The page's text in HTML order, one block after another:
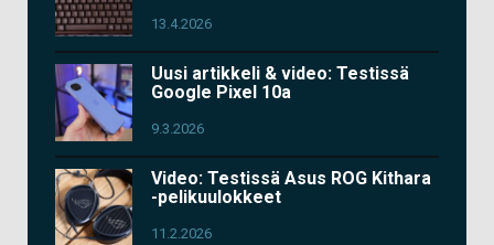
13.4.2026
Uusi artikkeli & video: Testissä
Google Pixel 10a
9.3.2026
Video: Testissä Asus ROG Kithara
-pelikuulokkeet
11.2.2026